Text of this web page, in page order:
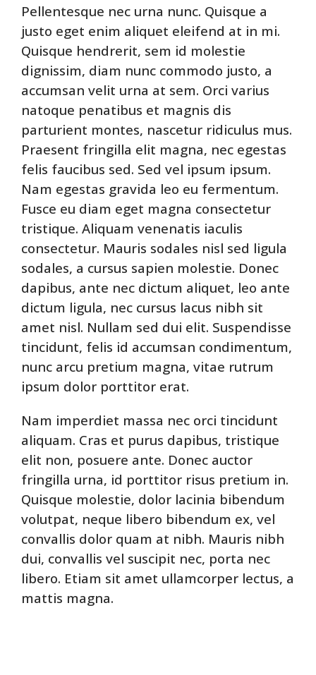
Pellentesque nec urna nunc. Quisque a
justo eget enim aliquet eleifend at in mi.
Quisque hendrerit, sem id molestie
dignissim, diam nunc commodo justo, a
accumsan velit urna at sem. Orci varius
natoque penatibus et magnis dis
parturient montes, nascetur ridiculus mus.
Praesent fringilla elit magna, nec egestas
felis faucibus sed. Sed vel ipsum ipsum.
Nam egestas gravida leo eu fermentum.
Fusce eu diam eget magna consectetur
tristique. Aliquam venenatis iaculis
consectetur. Mauris sodales nisl sed ligula
sodales, a cursus sapien molestie. Donec
dapibus, ante nec dictum aliquet, leo ante
dictum ligula, nec cursus lacus nibh sit
amet nisl. Nullam sed dui elit. Suspendisse
tincidunt, felis id accumsan condimentum,
nunc arcu pretium magna, vitae rutrum
ipsum dolor porttitor erat.
Nam imperdiet massa nec orci tincidunt
aliquam. Cras et purus dapibus, tristique
elit non, posuere ante. Donec auctor
fringilla urna, id porttitor risus pretium in.
Quisque molestie, dolor lacinia bibendum
volutpat, neque libero bibendum ex, vel
convallis dolor quam at nibh. Mauris nibh
dui, convallis vel suscipit nec, porta nec
libero. Etiam sit amet ullamcorper lectus, a
mattis magna.